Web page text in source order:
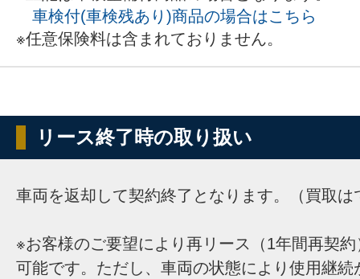
車検付(車検残あり)商品の場合はこちら
※任意保険料は含まれておりません。
リース終了時の取り扱い
車両を返却して契約終了となります。（買取は
※お客様のご要望により再リース（1年間再契
可能です。ただし、車両の状態により使用継続